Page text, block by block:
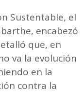
Sustentable, el
encabezó
que, en
va la evolución
en la
contra la